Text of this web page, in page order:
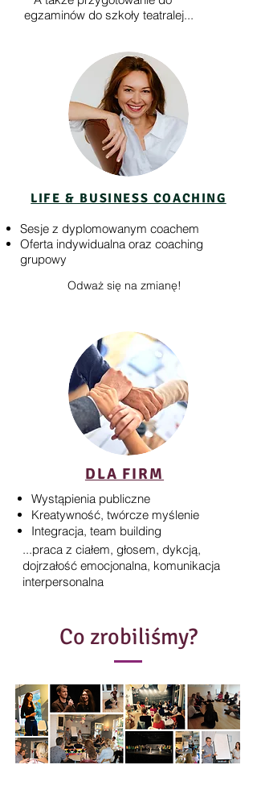
...praca z ciałem, głosem, dykcją,
dojrzałość emocjonalna, komunikacja
interpersonalna
egzaminów do szkoły teatralej...
LIFE & BUSINESS COACHING
Sesje z dyplomowanym coachem
Oferta indywidualna oraz coaching
grupowy
Odważ się na zmianę!
DLA FIRM
Wystąpienia publiczne
Kreatywność, twórcze myślenie
Integracja, team building
Co zrobiliśmy?